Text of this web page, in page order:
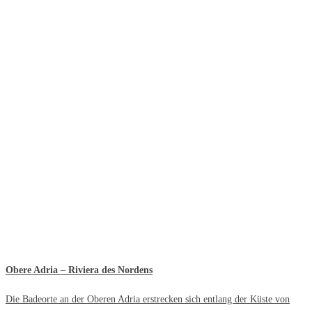
Obere Adria – Riviera des Nordens
Die Badeorte an der Oberen Adria erstrecken sich entlang der Küste von